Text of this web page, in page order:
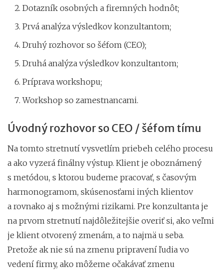
Dotazník osobných a firemných hodnôt;
Prvá analýza výsledkov konzultantom;
Druhý rozhovor so šéfom (CEO);
Druhá analýza výsledkov konzultantom;
Príprava workshopu;
Workshop so zamestnancami.
Úvodný rozhovor so CEO / šéfom tímu
Na tomto stretnutí vysvetlím priebeh celého procesu
a ako vyzerá finálny výstup. Klient je oboznámený
s metódou, s ktorou budeme pracovať, s časovým
harmonogramom, skúsenosťami iných klientov
a rovnako aj s možnými rizikami. Pre konzultanta je
na prvom stretnutí najdôležitejšie overiť si, ako veľmi
je klient otvorený zmenám, a to najmä u seba.
Pretože ak nie sú na zmenu pripravení ľudia vo
vedení firmy, ako môžeme očakávať zmenu